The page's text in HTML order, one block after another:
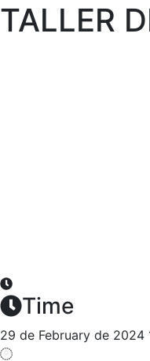
TALLER
Time
29 de February de 2024